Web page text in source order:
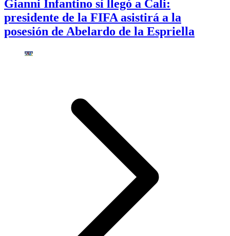
Gianni Infantino sí llegó a Cali:
presidente de la FIFA asistirá a la
posesión de Abelardo de la Espriella